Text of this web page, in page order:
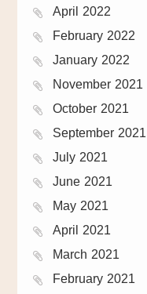
April 2022
February 2022
January 2022
November 2021
October 2021
September 2021
July 2021
June 2021
May 2021
April 2021
March 2021
February 2021